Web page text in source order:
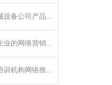
备公司产品...
的网络营销...
机构网络推...